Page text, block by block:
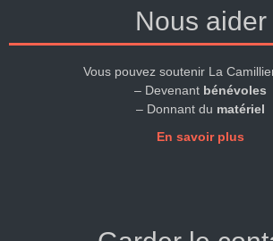
Nous aider
Vous pouvez soutenir La
– Devenant bénévoles
– Donnant du matériel
En savoir plus